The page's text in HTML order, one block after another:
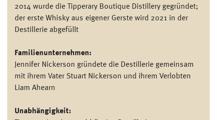
2014 wurde die Tipperary Boutique Distillery gegründet;
der erste Whisky aus eigener Gerste wird 2021 in der
Destillerie abgefüllt
Familienunternehmen:
Jennifer Nickerson gründete die Destillerie gemeinsam
mit ihrem Vater Stuart Nickerson und ihrem Verlobten
Liam Ahearn
Unabhängigkeit: